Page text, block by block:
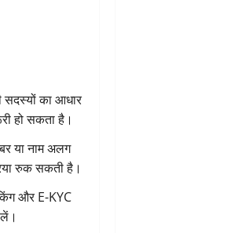
सदस्यों का आधार
हो सकता है।
या नाम अलग
रुक सकती है।
और E-KYC